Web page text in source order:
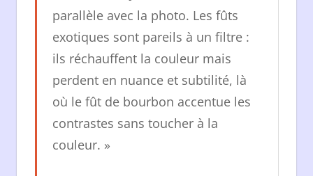
parallèle avec la photo. Les fûts
exotiques sont pareils à un filtre :
ils réchauffent la couleur mais
perdent en nuance et subtilité, là
où le fût de bourbon accentue les
contrastes sans toucher à la
couleur. »